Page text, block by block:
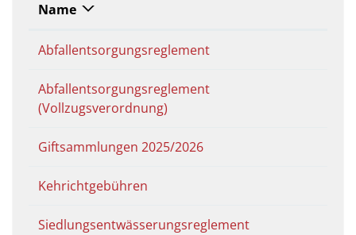
Name
Abfallentsorgungsreglement
Abfallentsorgungsreglement
(Vollzugsverordnung)
Giftsammlungen 2025/2026
Kehrichtgebühren
Siedlungsentwässerungsreglement